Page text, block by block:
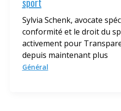
Sylvia Schenk, avocate
conformité et le droit du
activement pour
depuis maintenant plus
Général